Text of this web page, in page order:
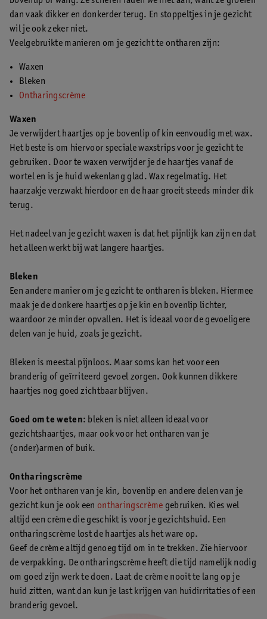
dan vaak dikker en donkerder terug. En stoppeltjes in je gezicht
wil je ook zeker niet.
Veelgebruikte manieren om je gezicht te ontharen zijn:
Waxen
Bleken
Ontharingscrème
Waxen
Je verwijdert haartjes op je bovenlip of kin eenvoudig met wax.
Het beste is om hiervoor speciale waxstrips voor je gezicht te
gebruiken. Door te waxen verwijder je de haartjes vanaf de
wortel en is je huid wekenlang glad. Wax regelmatig. Het
haarzakje verzwakt hierdoor en de haar groeit steeds minder dik
terug.
Het nadeel van je gezicht waxen is dat het pijnlijk kan zijn en dat
het alleen werkt bij wat langere haartjes.
Bleken
Een andere manier om je gezicht te ontharen is bleken. Hiermee
maak je de donkere haartjes op je kin en bovenlip lichter,
waardoor ze minder opvallen. Het is ideaal voor de gevoeligere
delen van je huid, zoals je gezicht.
Bleken is meestal pijnloos. Maar soms kan het voor een
branderig of geïrriteerd gevoel zorgen. Ook kunnen dikkere
haartjes nog goed zichtbaar blijven.
Goed om te weten: bleken is niet alleen ideaal voor
gezichtshaartjes, maar ook voor het ontharen van je
(onder)armen of buik.
Ontharingscrème
Voor het ontharen van je kin, bovenlip en andere delen van je
gezicht kun je ook een ontharingscrème gebruiken. Kies wel
altijd een crème die geschikt is voor je gezichtshuid. Een
ontharingscrème lost de haartjes als het ware op.
Geef de crème altijd genoeg tijd om in te trekken. Zie hiervoor
de verpakking. De ontharingscrème heeft die tijd namelijk nodig
om goed zijn werk te doen. Laat de crème nooit te lang op je
huid zitten, want dan kun je last krijgen van huidirritaties of een
branderig gevoel.